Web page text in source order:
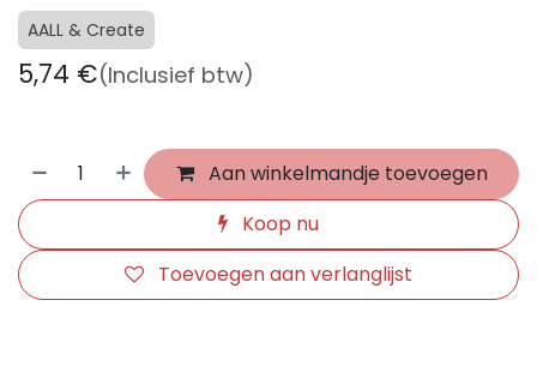
AALL & Create
5,74 €(Inclusief btw)
Aan winkelmandje toevoegen
Koop nu
Toevoegen aan verlanglijst